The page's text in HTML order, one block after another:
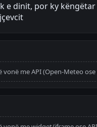
e dinit, por ky
vonë me API (Open-Meteo